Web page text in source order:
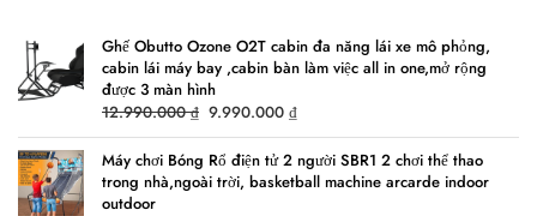
Ghế Obutto Ozone O2T cabin đa năng lái xe mô phỏng,
cabin lái máy bay ,cabin bàn làm việc all in one,mở rộng
được 3 màn hình
12.990.000₫ Original
price
was:
12.990.000 ₫.
9.990.000 ₫
price
is:
9.990.000 ₫.
Máy chơi Bóng Rổ điện tử 2 người SBR1 2 chơi thể thao
trong nhà,ngoài trời, basketball machine arcarde indoor
outdoor